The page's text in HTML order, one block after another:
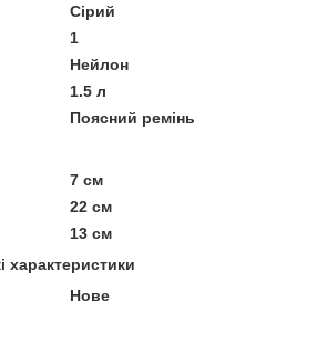
Сірий
1
Нейлон
1.5 л
Поясний ремінь
7 см
22 см
13 см
характеристики
Нове